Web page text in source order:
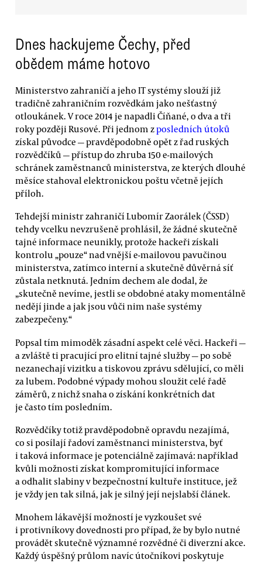
Dnes hackujeme Čechy, před
obědem máme hotovo
Ministerstvo zahraničí a jeho IT systémy slouží již
tradičně zahraničním rozvědkám jako nešťastný
otloukánek. V roce 2014 je napadli Číňané, o dva a tři
roky později Rusové. Při jednom zposledních útoků
získal původce — pravděpodobně opět z řad ruských
rozvědčíků — přístup do zhruba 150 e-mailových
schránek zaměstnanců ministerstva, ze kterých dlouhé
měsíce stahoval elektronickou poštu včetně jejích
příloh.
Tehdejší ministr zahraničí Lubomír Zaorálek (ČSSD)
tehdy vcelku nevzrušeně prohlásil, že žádné skutečně
tajné informace neunikly, protože hackeři získali
kontrolu „pouze“ nad vnější e-mailovou pavučinou
ministerstva, zatímco interní a skutečně důvěrná síť
zůstala netknutá. Jedním dechem ale dodal, že
„skutečně nevíme, jestli se obdobné ataky momentálně
nedějí jinde a jak jsou vůči nim naše systémy
zabezpečeny.“
Popsal tím mimoděk zásadní aspekt celé věci. Hackeři —
a zvláště ti pracující pro elitní tajné služby — po sobě
nezanechají vizitku a tiskovou zprávu sdělující, co měli
za lubem. Podobné výpady mohou sloužit celé řadě
záměrů, z nichž snaha o získání konkrétních dat
je často tím posledním.
Rozvědčíky totiž pravděpodobně opravdu nezajímá,
co si posílají řadoví zaměstnanci ministerstva, byť
i taková informace je potenciálně zajímavá: například
kvůli možnosti získat kompromitující informace
a odhalit slabiny v bezpečnostní kultuře instituce, jež
je vždy jen tak silná, jak je silný její nejslabší článek.
Mnohem lákavější možností je vyzkoušet své
i protivníkovy dovednosti pro případ, že by bylo nutné
provádět skutečně významné rozvědné či diverzní akce.
Každý úspěšný průlom navíc útočníkovi poskytuje